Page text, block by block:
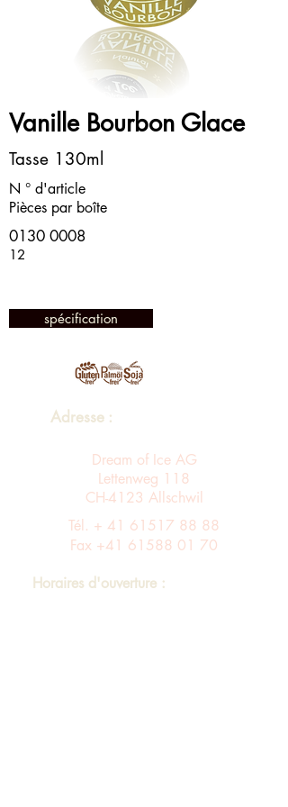
Vanille Bourbon Glace
Tasse 130ml
N ° d'article
Pièces par boîte
0130 0008
12
spécification
Adresse :
Dream of Ice AG
Lettenweg 118
CH-4123 Allschwil
Tél. + 41 61517 88 88
Fax +41 61588 01 70
Horaires d'ouverture :